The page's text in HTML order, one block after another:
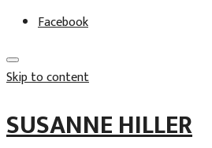
Facebook
Skip to content
SUSANNE HILLER